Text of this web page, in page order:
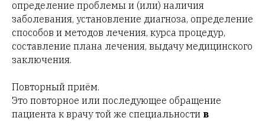
определение проблемы и (или) наличия
заболевания, установление диагноза, определение
способов и методов лечения, курса процедур,
составление плана лечения, выдачу медицинского
заключения.
Повторный приём.
Это повторное или последующее обращение
пациента к врачу той же специальности в